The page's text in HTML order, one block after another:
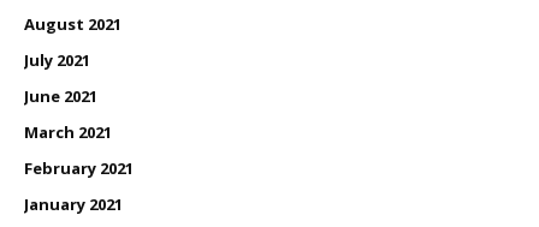
August 2021
July 2021
June 2021
March 2021
February 2021
January 2021